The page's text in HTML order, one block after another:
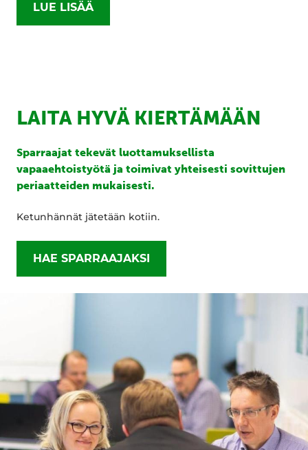
LUE LISÄÄ
LAITA HYVÄ KIERTÄMÄÄN
Sparraajat tekevät luottamuksellista
vapaaehtoistyötä ja toimivat yhteisesti sovittujen
periaatteiden mukaisesti.
Ketunhännät jätetään kotiin.
HAE SPARRAAJAKSI